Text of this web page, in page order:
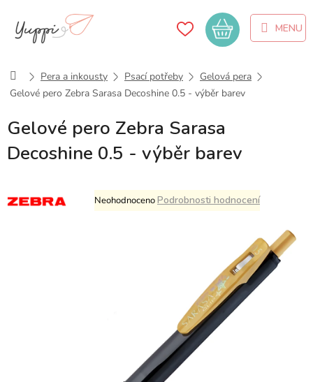
obsah
Nákupní
košík
DomůPera a inkousty Psací potřeby
Gelová pera
Gelové pero Zebra Sarasa Decoshine 0.5 - výběr barev
Gelové pero Zebra Sarasa
Decoshine 0.5 - výběr barev
Průměrné
hodnocení
NeohodnocenoPodrobnosti hodnocení